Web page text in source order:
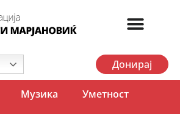
Донирај
Музика Уметност